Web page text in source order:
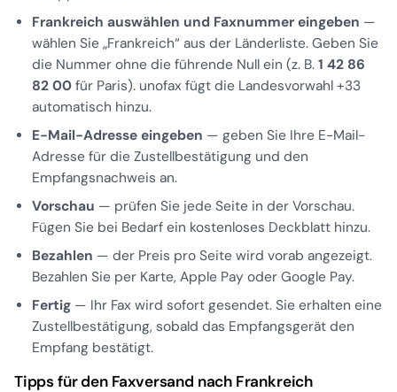
Frankreich auswählen und Faxnummer eingeben —
wählen Sie „Frankreich“ aus der Länderliste. Geben Sie
die Nummer ohne die führende Null ein (z. B. 1 42 86
82 00 für Paris). unofax fügt die Landesvorwahl +33
automatisch hinzu.
E-Mail-Adresse eingeben — geben Sie Ihre E-Mail-
Adresse für die Zustellbestätigung und den
Empfangsnachweis an.
Vorschau — prüfen Sie jede Seite in der Vorschau.
Fügen Sie bei Bedarf ein kostenloses Deckblatt hinzu.
Bezahlen — der Preis pro Seite wird vorab angezeigt.
Bezahlen Sie per Karte, Apple Pay oder Google Pay.
Fertig — Ihr Fax wird sofort gesendet. Sie erhalten eine
Zustellbestätigung, sobald das Empfangsgerät den
Empfang bestätigt.
Tipps für den Faxversand nach Frankreich